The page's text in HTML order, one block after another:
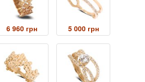
6 960 грн 5 000 грн